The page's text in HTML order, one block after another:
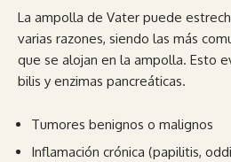
La ampolla de Vater puede
varias razones, siendo las más
que se alojan en la ampolla. Esto
bilis y enzimas pancreáticas.
Tumores benignos o malignos
Inflamación crónica (papilitis,